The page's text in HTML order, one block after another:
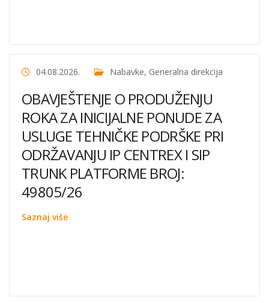
04.08.2026. Nabavke, Generalna direkcija
OBAVJEŠTENJE O PRODUŽENJU
ROKA ZA INICIJALNE PONUDE ZA
USLUGE TEHNIČKE PODRŠKE PRI
ODRŽAVANJU IP CENTREX I SIP
TRUNK PLATFORME BROJ:
49805/26
Saznaj više